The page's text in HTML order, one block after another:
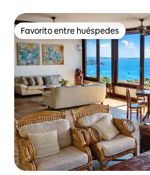
Favorito entre huéspedes
Favorito entre huéspedes